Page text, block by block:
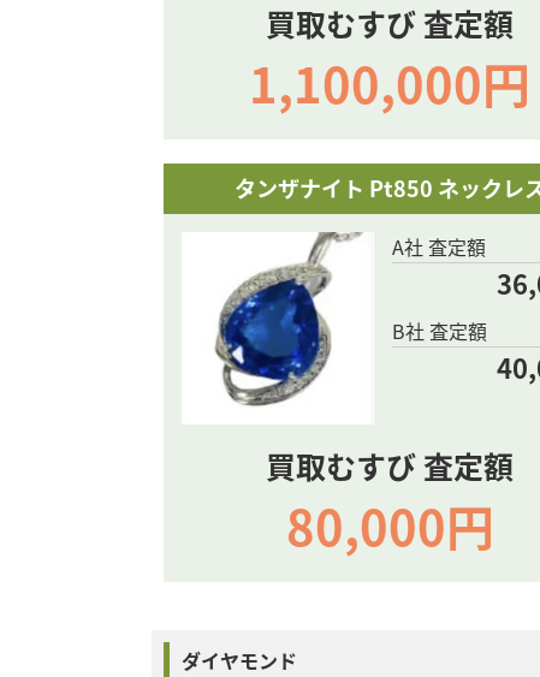
買取むすび 査定額
1,100,000円
タンザナイト Pt850 ネックレ
A社 査定額
B社 査定額
買取むすび 査定額
80,000円
ダイヤモンド